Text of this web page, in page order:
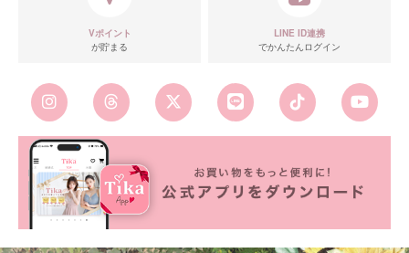
Vポイント
が貯まる
LINE ID連携
でかんたんログイン